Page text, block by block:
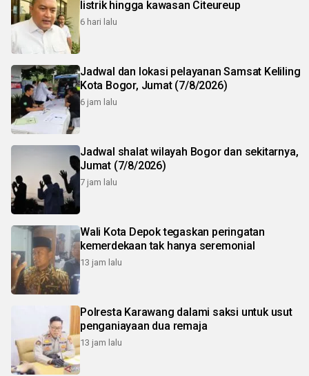
listrik hingga kawasan Citeureup
6 hari lalu
Jadwal dan lokasi pelayanan Samsat Keliling
Kota Bogor, Jumat (7/8/2026)
6 jam lalu
Jadwal shalat wilayah Bogor dan sekitarnya,
Jumat (7/8/2026)
7 jam lalu
Wali Kota Depok tegaskan peringatan
kemerdekaan tak hanya seremonial
13 jam lalu
Polresta Karawang dalami saksi untuk usut
penganiayaan dua remaja
13 jam lalu